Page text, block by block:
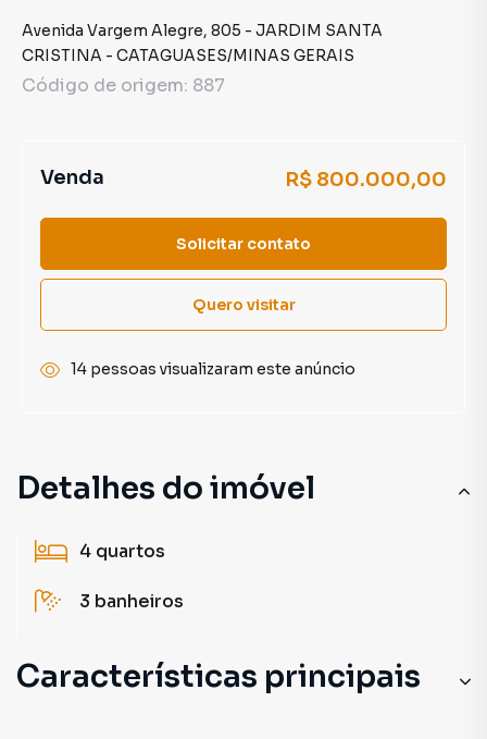
Detalhes do imóvel
4 quartos
3 banheiros
Características principais
Avenida Vargem Alegre, 805 - JARDIM SANTA
CRISTINA - CATAGUASES/MINAS GERAIS
Código de origem: 887
Venda R$ 800.000,00
Solicitar contato
Quero visitar
14 pessoas visualizaram este anúncio